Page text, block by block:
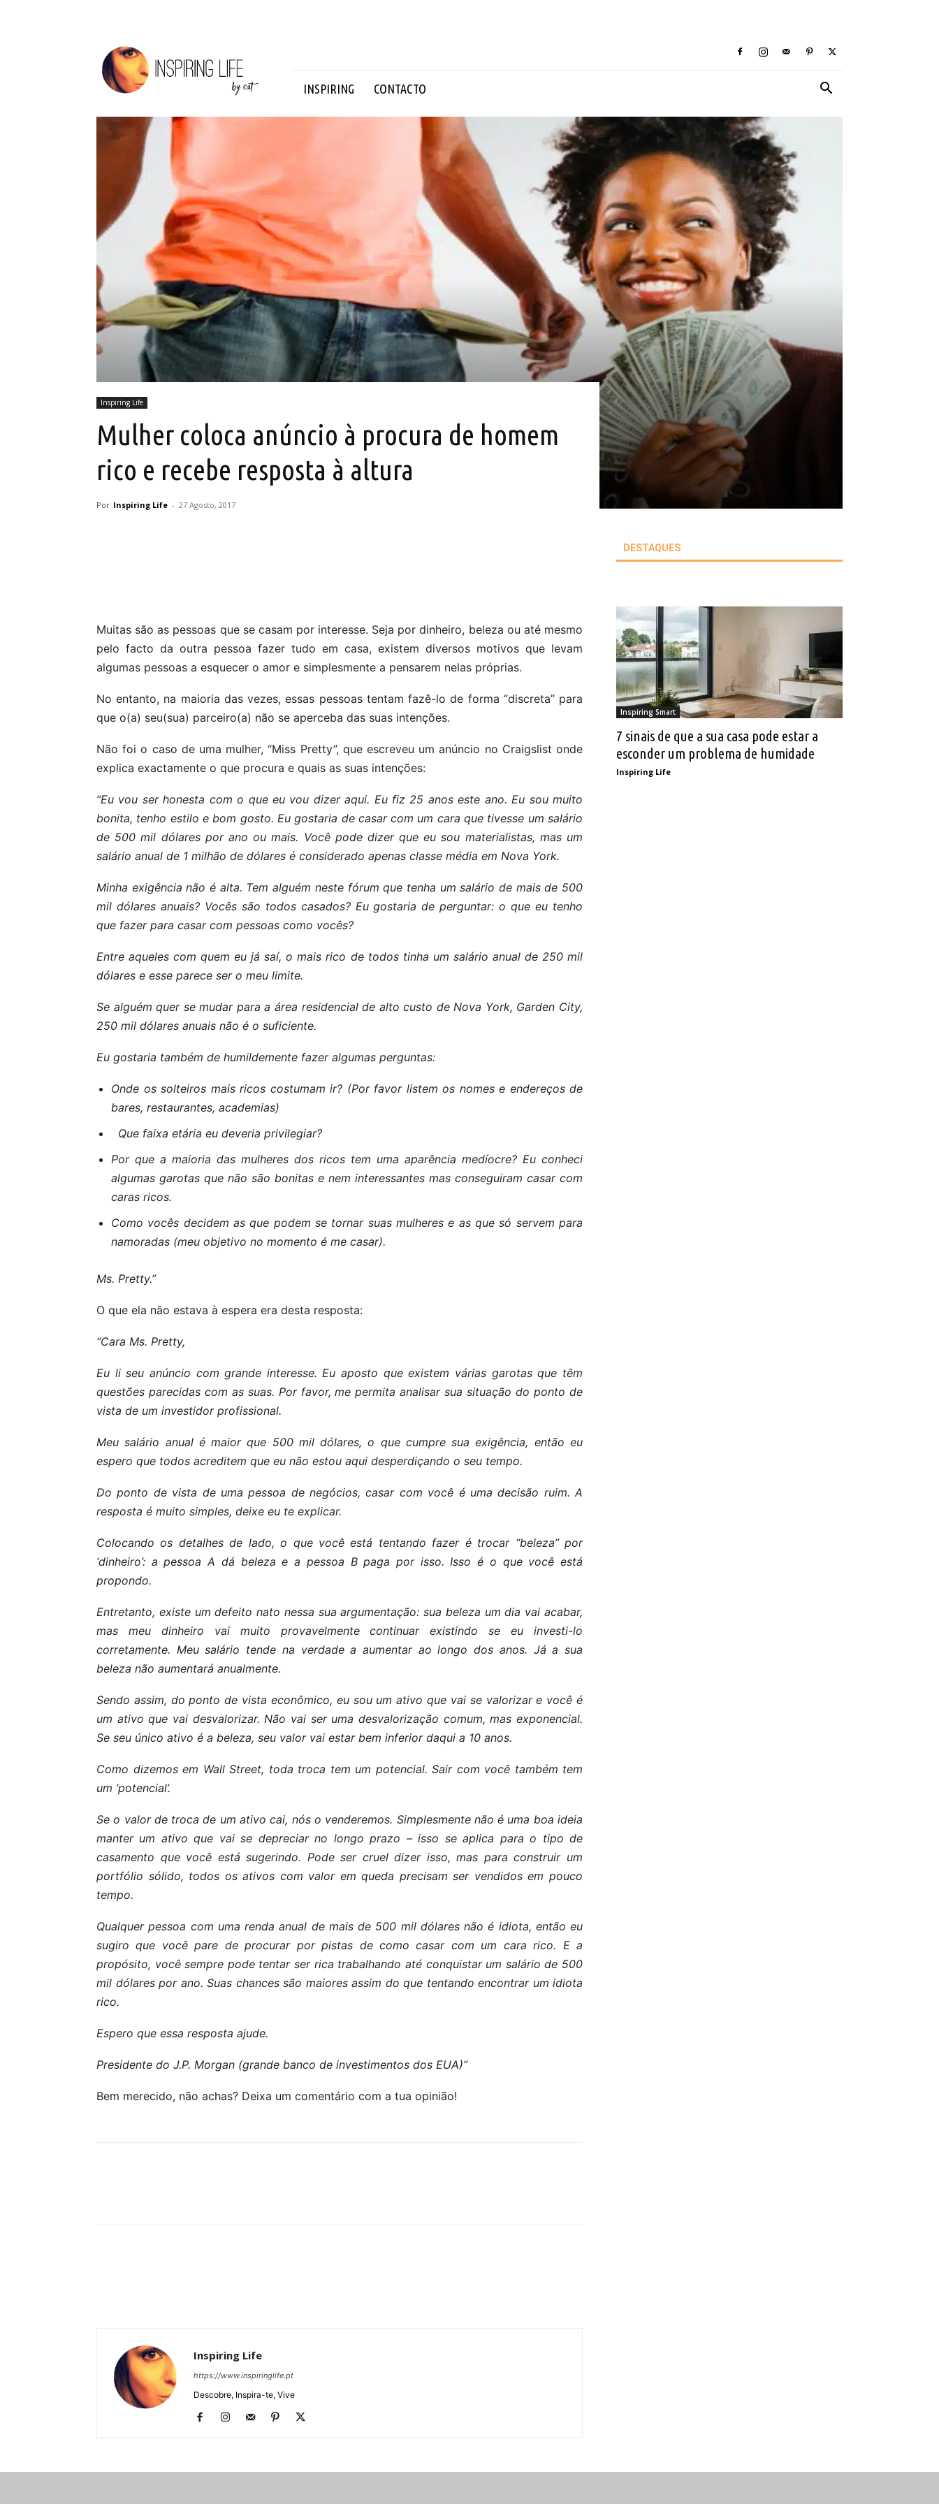
Inspiring
Life
INSPIRING CONTACTO
Inspiring Life
Mulher coloca anúncio à procura de homem
rico e recebe resposta à altura
Por Inspiring Life - 27 Agosto, 2017
Muitas são as pessoas que se casam por interesse. Seja por dinheiro, beleza ou até mesmo
pelo facto da outra pessoa fazer tudo em casa, existem diversos motivos que levam
algumas pessoas a esquecer o amor e simplesmente a pensarem nelas próprias.
No entanto, na maioria das vezes, essas pessoas tentam fazê-lo de forma “discreta” para
que o(a) seu(sua) parceiro(a) não se aperceba das suas intenções.
Não foi o caso de uma mulher, “Miss Pretty”, que escreveu um anúncio no Craigslist onde
explica exactamente o que procura e quais as suas intenções:
“Eu vou ser honesta com o que eu vou dizer aqui. Eu fiz 25 anos este ano. Eu sou muito
bonita, tenho estilo e bom gosto. Eu gostaria de casar com um cara que tivesse um salário
de 500 mil dólares por ano ou mais. Você pode dizer que eu sou materialistas, mas um
salário anual de 1 milhão de dólares é considerado apenas classe média em Nova York.
Minha exigência não é alta. Tem alguém neste fórum que tenha um salário de mais de 500
mil dólares anuais? Vocês são todos casados? Eu gostaria de perguntar: o que eu tenho
que fazer para casar com pessoas como vocês?
Entre aqueles com quem eu já saí, o mais rico de todos tinha um salário anual de 250 mil
dólares e esse parece ser o meu limite.
Se alguém quer se mudar para a área residencial de alto custo de Nova York, Garden City,
250 mil dólares anuais não é o suficiente.
Eu gostaria também de humildemente fazer algumas perguntas:
Onde os solteiros mais ricos costumam ir? (Por favor listem os nomes e endereços de
bares, restaurantes, academias)
Que faixa etária eu deveria privilegiar?
Por que a maioria das mulheres dos ricos tem uma aparência medíocre? Eu conheci
algumas garotas que não são bonitas e nem interessantes mas conseguiram casar com
caras ricos.
Como vocês decidem as que podem se tornar suas mulheres e as que só servem para
namoradas (meu objetivo no momento é me casar).
Ms. Pretty.”
O que ela não estava à espera era desta resposta:
“Cara Ms. Pretty,
Eu li seu anúncio com grande interesse. Eu aposto que existem várias garotas que têm
questões parecidas com as suas. Por favor, me permita analisar sua situação do ponto de
vista de um investidor profissional.
Meu salário anual é maior que 500 mil dólares, o que cumpre sua exigência, então eu
espero que todos acreditem que eu não estou aqui desperdiçando o seu tempo.
Do ponto de vista de uma pessoa de negócios, casar com você é uma decisão ruim. A
resposta é muito simples, deixe eu te explicar.
Colocando os detalhes de lado, o que você está tentando fazer é trocar “beleza” por
‘dinheiro’: a pessoa A dá beleza e a pessoa B paga por isso. Isso é o que você está
propondo.
Entretanto, existe um defeito nato nessa sua argumentação: sua beleza um dia vai acabar,
mas meu dinheiro vai muito provavelmente continuar existindo se eu investi-lo
corretamente. Meu salário tende na verdade a aumentar ao longo dos anos. Já a sua
beleza não aumentará anualmente.
Sendo assim, do ponto de vista econômico, eu sou um ativo que vai se valorizar e você é
um ativo que vai desvalorizar. Não vai ser uma desvalorização comum, mas exponencial.
Se seu único ativo é a beleza, seu valor vai estar bem inferior daqui a 10 anos.
Como dizemos em Wall Street, toda troca tem um potencial. Sair com você também tem
um ‘potencial’.
Se o valor de troca de um ativo cai, nós o venderemos. Simplesmente não é uma boa ideia
manter um ativo que vai se depreciar no longo prazo – isso se aplica para o tipo de
casamento que você está sugerindo. Pode ser cruel dizer isso, mas para construir um
portfólio sólido, todos os ativos com valor em queda precisam ser vendidos em pouco
tempo.
Qualquer pessoa com uma renda anual de mais de 500 mil dólares não é idiota, então eu
sugiro que você pare de procurar por pistas de como casar com um cara rico. E a
propósito, você sempre pode tentar ser rica trabalhando até conquistar um salário de 500
mil dólares por ano. Suas chances são maiores assim do que tentando encontrar um idiota
rico.
Espero que essa resposta ajude.
Presidente do J.P. Morgan (grande banco de investimentos dos EUA)”
Bem merecido, não achas? Deixa um comentário com a tua opinião!
Inspiring Life
https://www.inspiringlife.pt
Descobre, Inspira-te, Vive
DESTAQUES
Inspiring Smart
7 sinais de que a sua casa pode estar a
esconder um problema de humidade
Inspiring Life